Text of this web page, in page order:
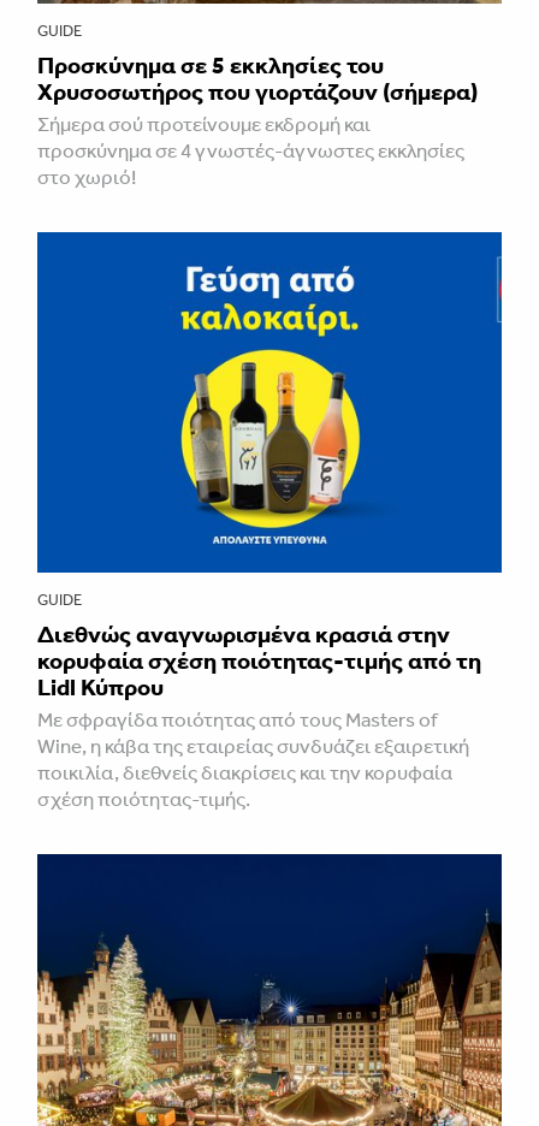
GUIDE
Προσκύνημα σε 5 εκκλησίες του
Χρυσοσωτήρος που γιορτάζουν (σήμερα)
Σήμερα σού προτείνουμε εκδρομή και
προσκύνημα σε 4 γνωστές-άγνωστες εκκλησίες
στο χωριό!
GUIDE
Διεθνώς αναγνωρισμένα κρασιά στην
κορυφαία σχέση ποιότητας-τιμής από τη
Lidl Κύπρου
Με σφραγίδα ποιότητας από τους Masters of
Wine, η κάβα της εταιρείας συνδυάζει εξαιρετική
ποικιλία, διεθνείς διακρίσεις και την κορυφαία
σχέση ποιότητας-τιμής.